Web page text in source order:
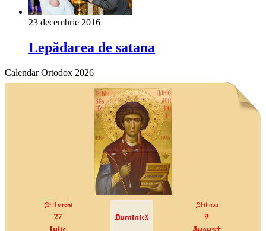
23 decembrie 2016
Lepădarea de satana
Calendar Ortodox 2026